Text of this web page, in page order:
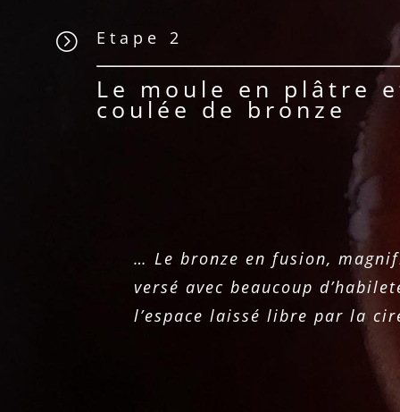
= Etape 2
Le moule en plâtre
coulée de bronze
… Le bronze en fusion,
versé avec beaucoup
l’espace laissé libre par la